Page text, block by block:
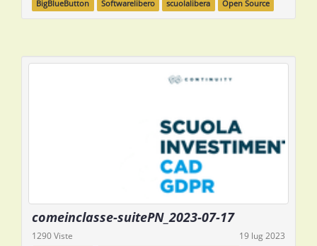
BigBlueButton Softwarelibero scuolalibera Open Source
comeinclasse-suitePN_2023-07-17
1290 Viste 19 lug 2023